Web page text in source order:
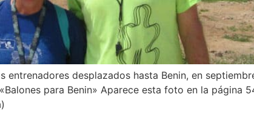
desplazados hasta Benin, en
para Benin» Aparece esta foto en la página